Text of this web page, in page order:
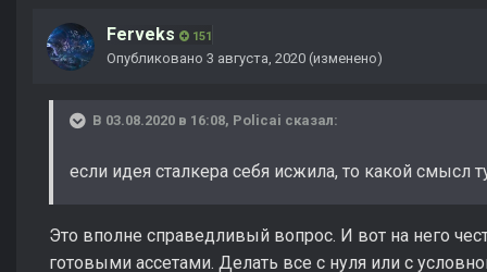
Ferveks 151
Опубликовано 3 августа, 2020 (изменено)
В 03.08.2020 в 16:08, Policai сказал:
если идея сталкера себя исжила, то какой смысл
Это вполне справедливый вопрос. И вот на него
готовыми ассетами. Делать все с нуля или с